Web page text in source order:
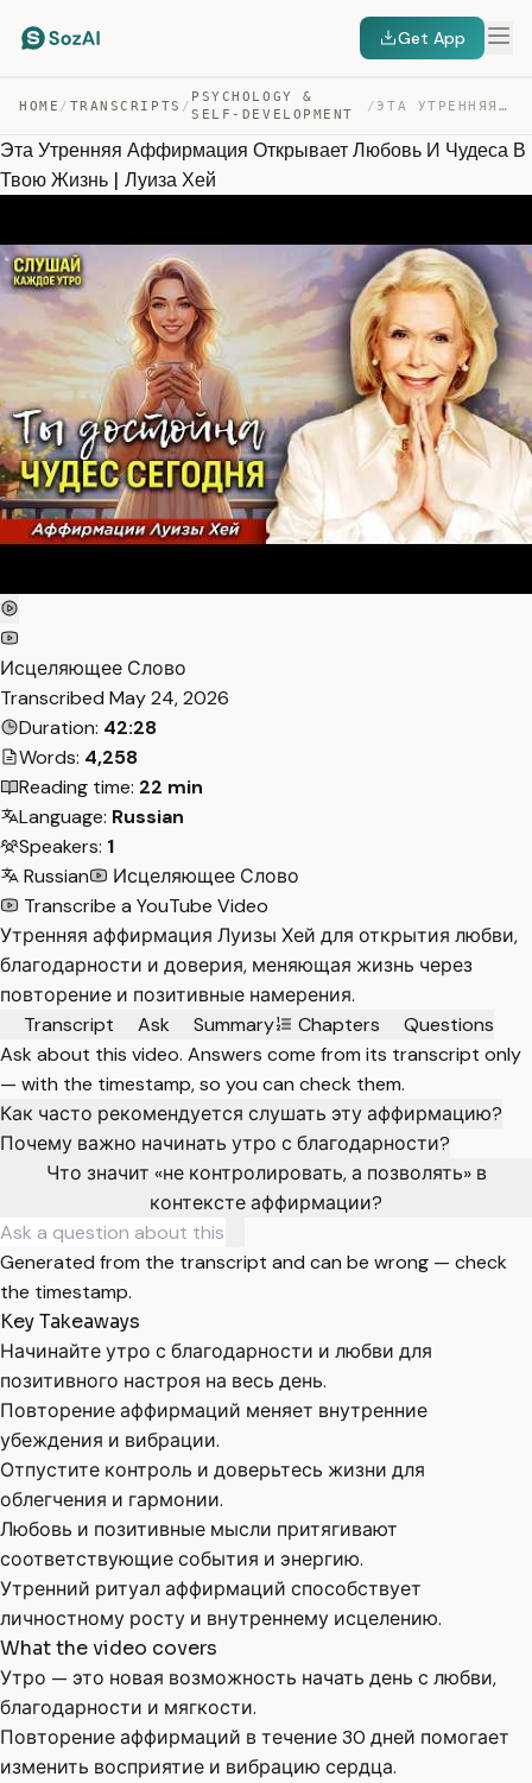
Get App
HOME / TRANSCRIPTS /
PSYCHOLOGY &
SELF-DEVELOPMENT
/ ЭТА УТРЕННЯЯ АФФИРМАЦИЯ ОТКРЫВАЕТ ЛЮБОВЬ И ЧУДЕСА В ТВО… — TRANSCRIPT
Эта Утренняя Аффирмация Открывает Любовь И Чудеса В
Твою Жизнь | Луиза Хей
Исцеляющее Слово
Transcribed May 24, 2026
Duration: 42:28
Words: 4,258
Reading time: 22 min
Language: Russian
Speakers: 1
Russian
Исцеляющее Слово
Transcribe a YouTube Video
Утренняя аффирмация Луизы Хей для открытия любви,
благодарности и доверия, меняющая жизнь через
повторение и позитивные намерения.
Transcript
Ask Summary Chapters
Questions
Ask about this video. Answers come from its transcript only
— with the timestamp, so you can check them.
Как часто рекомендуется слушать эту аффирмацию?
Почему важно начинать утро с благодарности?
Что значит «не контролировать, а позволять» в
контексте аффирмации?
Generated from the transcript and can be wrong — check
the timestamp.
Key Takeaways
Начинайте утро с благодарности и любви для
позитивного настроя на весь день.
Повторение аффирмаций меняет внутренние
убеждения и вибрации.
Отпустите контроль и доверьтесь жизни для
облегчения и гармонии.
Любовь и позитивные мысли притягивают
соответствующие события и энергию.
Утренний ритуал аффирмаций способствует
личностному росту и внутреннему исцелению.
What the video covers
Утро — это новая возможность начать день с любви,
благодарности и мягкости.
Повторение аффирмаций в течение 30 дней помогает
изменить восприятие и вибрацию сердца.